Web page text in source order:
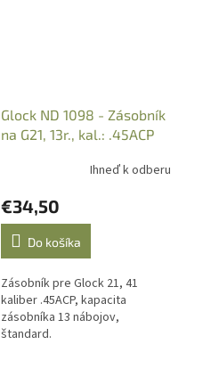
Glock ND 1098 - Zásobník
na G21, 13r., kal.: .45ACP
Ihneď k odberu
€34,50
Do košíka
Zásobník pre Glock 21, 41
kaliber .45ACP, kapacita
zásobníka 13 nábojov,
štandard.